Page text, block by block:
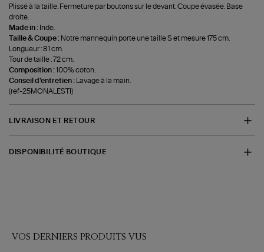
Plissé à la taille. Fermeture par boutons sur le devant. Coupe évasée. Base
droite.
Made in : Inde.
Taille & Coupe : Notre mannequin porte une taille S et mesure 175 cm.
Longueur : 81 cm.
Tour de taille : 72 cm.
Composition :100% coton.
Conseil d'entretien :
Lavage à la main.
(ref-25MONALESTI)
LIVRAISON ET RETOUR
DISPONIBILITÉ BOUTIQUE
VOS DERNIERS PRODUITS VUS